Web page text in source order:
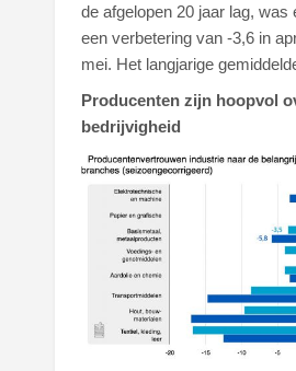
de afgelopen 20 jaar lag, was
een verbetering van -3,6 in
mei. Het langjarige
Producenten zijn hoopvol
bedrijvigheid